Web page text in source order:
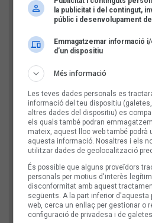
Comentari
Comprovació: escriu l'any
D'aquesta manera, verifiquem que el teu
no l'envia un robot publicitari.
la publicitat i del contingut,
públic i desenvolupament
Emmagatzemar informació
d’un dispositiu
Més informació
Les teves dades personals es
informació del teu dispositiu
altres dades del dispositiu) es
els quals també podran
mateix, aquest lloc web també
aquesta informació. Nosaltres i els
utilitzar dades de geolocalització
És possible que alguns proveïdors
personals per motius d'interès
disconformitat amb aquest
següents. A la part inferior d'aquesta
web, cerca un enllaç per gestionar o
configuració de privadesa i de galetes.